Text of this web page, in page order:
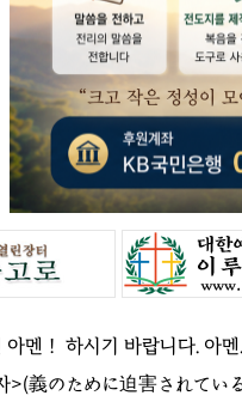
멘！ 하시기 바랍니다. 아
義のために迫害されてい